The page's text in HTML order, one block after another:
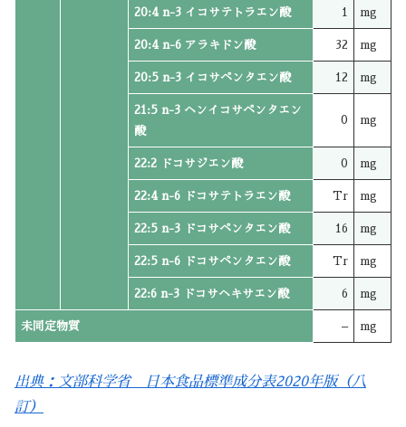
20:4 n-3 イコサテトラエン酸 1 mg
20:4 n-6 アラキドン酸 32 mg
20:5 n-3 イコサペンタエン酸 12 mg
21:5 n-3 ヘンイコサペンタエン
酸
0 mg
22:2 ドコサジエン酸 0 mg
22:4 n-6 ドコサテトラエン酸 Tr mg
22:5 n-3 ドコサペンタエン酸 16 mg
22:5 n-6 ドコサペンタエン酸 Tr mg
22:6 n-3 ドコサヘキサエン酸 6 mg
未同定物質 – mg
出典：文部科学省 日本食品標準成分表2020年版（八
訂）